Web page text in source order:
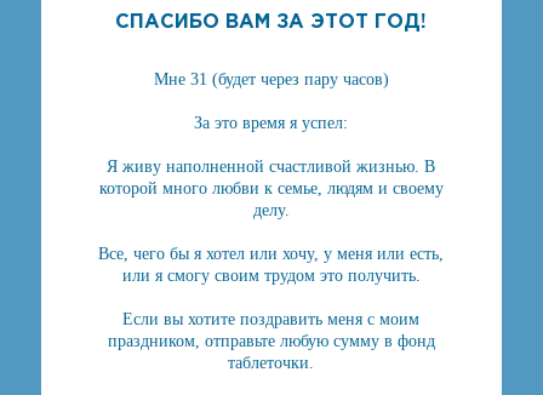
СПАСИБО ВАМ ЗА ЭТОТ ГОД!
Мне 31 (будет через пару часов)
За это время я успел:
Я живу наполненной счастливой жизнью. В
которой много любви к семье, людям и своему
делу.
Все, чего бы я хотел или хочу, у меня или есть,
или я смогу своим трудом это получить.
Если вы хотите поздравить меня с моим
праздником, отправьте любую сумму в фонд
таблеточки.